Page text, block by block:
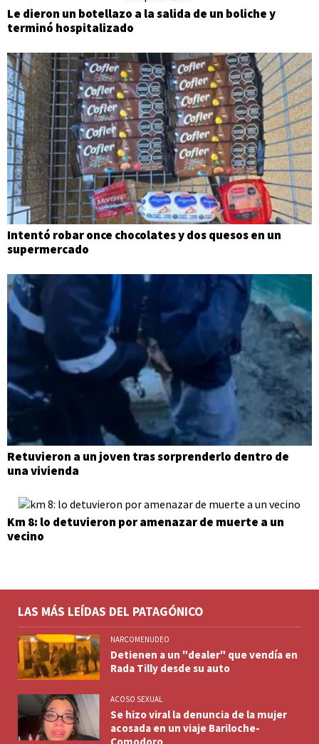
Le dieron un botellazo a la salida de un boliche y
terminó hospitalizado
Intentó robar once chocolates y dos quesos en un
supermercado
Retuvieron a un joven tras sorprenderlo dentro de
una vivienda
Km 8: lo detuvieron por amenazar de muerte a un
vecino
LAS MÁS LEÍDAS DEL PATAGÓNICO
NARCOMENUDEO
Detienen a un "dealer" que vendía en
Rada Tilly desde su auto
ACOSO SEXUAL
Se hizo viral la denuncia de la mujer
acosada en un viaje Bariloche-